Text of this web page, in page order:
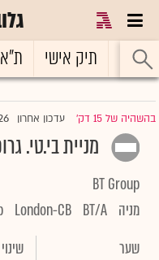
ראשי תיק אישי ת"א
בהשהיה של 15 דק' |עדכון אחרון
מניית בי.טי.
BT Group
מניה BT/A
London-CB
שער
שינוי